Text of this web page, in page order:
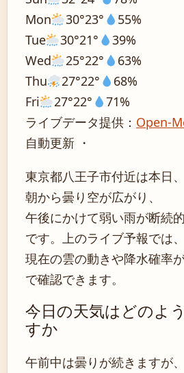
Mon
30°23°
55%
Tue
30°21°
39%
Wed
25°22°
63%
Thu
27°22°
68%
Fri
27°22°
71%
ライブデータ提供： Open-
自動更新 ・
東京都八王子市付近は本日、
朝から曇り空が広がり、
午後にかけて弱い雨が断続
です。上のライブ予報では、
現在の雲の動きや降水確率
で確認できます。
今日の天気はどのよ
すか
午前中は曇りが続きますが、